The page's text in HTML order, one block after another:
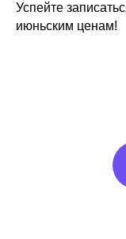
Успейте
июньским ценам!